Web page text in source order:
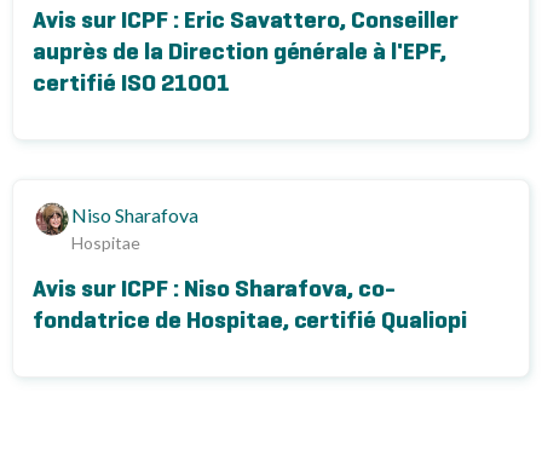
Avis sur ICPF : Eric Savattero, Conseiller
auprès de la Direction générale à l'EPF,
certifié ISO 21001
Niso Sharafova
Hospitae
Avis sur ICPF : Niso Sharafova, co-
fondatrice de Hospitae, certifié Qualiopi